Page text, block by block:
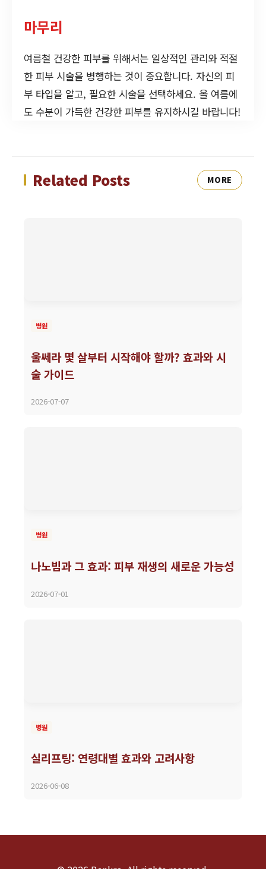
마무리
여름철 건강한 피부를 위해서는 일상적인 관리와 적절
한 피부 시술을 병행하는 것이 중요합니다. 자신의 피
부 타입을 알고, 필요한 시술을 선택하세요. 올 여름에
도 수분이 가득한 건강한 피부를 유지하시길 바랍니다!
Related Posts MORE
병원
울쎄라 몇 살부터 시작해야 할까? 효과와 시
술 가이드
2026-07-07
병원
나노빔과 그 효과: 피부 재생의 새로운 가능성
2026-07-01
병원
실리프팅: 연령대별 효과와 고려사항
2026-06-08